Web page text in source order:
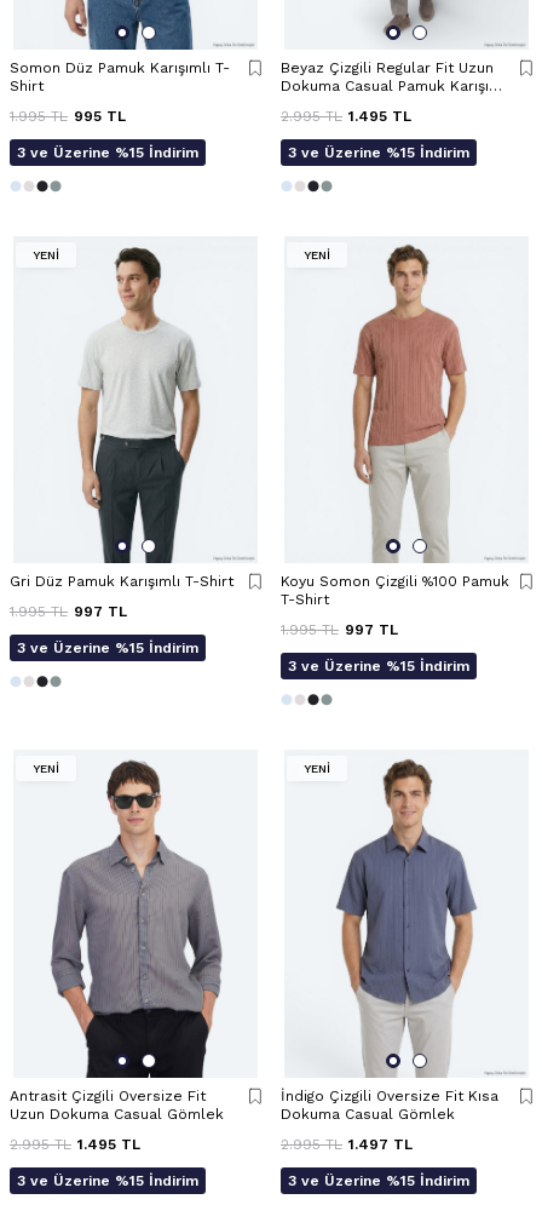
Somon Düz Pamuk Karışımlı T-
Shirt
1.995TL 995 TL
3 ve Üzerine %15 İndirim
Beyaz Çizgili Regular Fit Uzun
Dokuma Casual Pamuk Karışımlı
2.995TL 1.495 TL
3 ve Üzerine %15 İndirim
YENİ
Gri Düz Pamuk Karışımlı T-Shirt
1.995TL 997 TL
3 ve Üzerine %15 İndirim
YENİ
Koyu Somon Çizgili %100 Pamuk
T-Shirt
1.995TL 997 TL
3 ve Üzerine %15 İndirim
YENİ
Antrasit Çizgili Oversize Fit
Uzun Dokuma Casual Gömlek
2.995TL 1.495 TL
3 ve Üzerine %15 İndirim
YENİ
İndigo Çizgili Oversize Fit Kısa
Dokuma Casual Gömlek
2.995TL 1.497 TL
3 ve Üzerine %15 İndirim